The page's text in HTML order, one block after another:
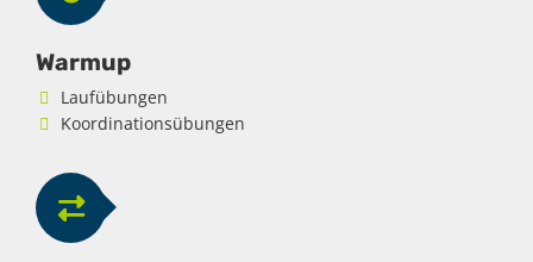
Warmup
Laufübungen
Koordinationsübungen